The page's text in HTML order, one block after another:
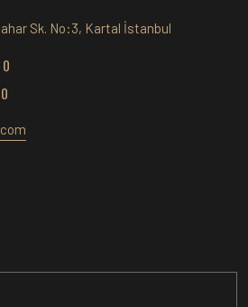
Sk. No:3, Kartal İstanbul